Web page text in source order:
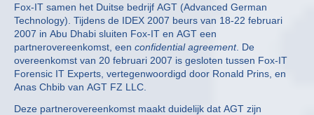
Fox-IT samen het Duitse bedrijf AGT (Advanced German
Technology). Tijdens de IDEX 2007 beurs van 18-22 februari
2007 in Abu Dhabi sluiten Fox-IT en AGT een
partnerovereenkomst, een confidential agreement. De
overeenkomst van 20 februari 2007 is gesloten tussen Fox-IT
Forensic IT Experts, vertegenwoordigd door Ronald Prins, en
Anas Chbib van AGT FZ LLC.
Deze partnerovereenkomst maakt duidelijk dat AGT zijn